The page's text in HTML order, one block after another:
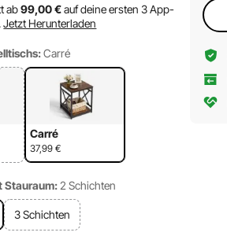
ab99,00 €auf deine ersten 3 App-
Jetzt Herunterladen
Carré
Carré
37,99 €
Stauraum: 2 Schichten
3 Schichten